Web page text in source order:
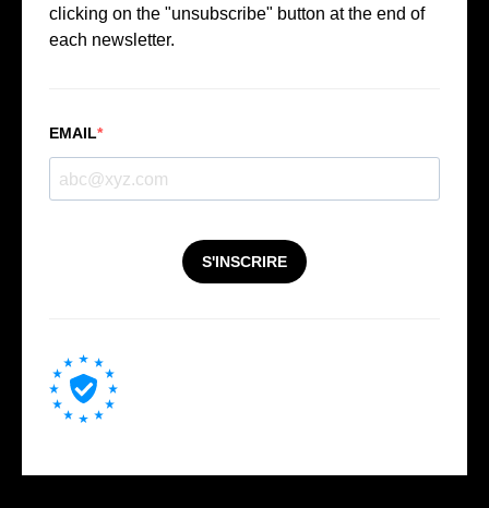
clicking on the "unsubscribe" button at the end of
each newsletter.
EMAIL
S'INSCRIRE